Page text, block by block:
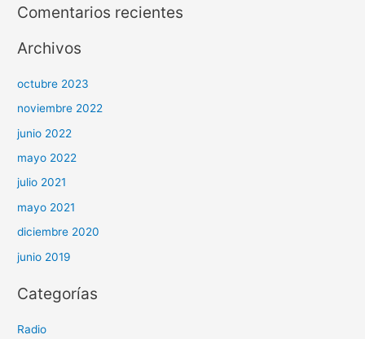
Comentarios recientes
Archivos
octubre 2023
noviembre 2022
junio 2022
mayo 2022
julio 2021
mayo 2021
diciembre 2020
junio 2019
Categorías
Radio